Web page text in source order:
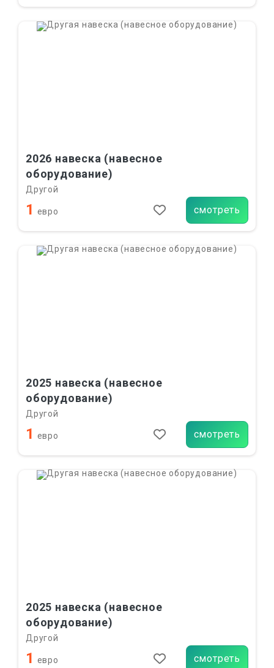
2026 навеска (навесное
оборудование)
Другой
1 евро смотреть
2025 навеска (навесное
оборудование)
Другой
1 евро смотреть
2025 навеска (навесное
оборудование)
Другой
1 евро смотреть